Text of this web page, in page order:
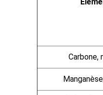
Carbone,